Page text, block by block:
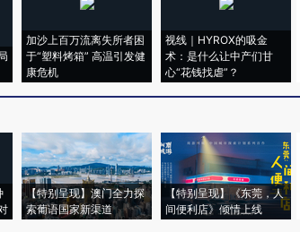
加沙上百万流离失所者困
于“塑料烤箱” 高温引发健
康危机
视线｜HYROX的吸金
术：是什么让中产们甘
心“花钱找虐”？
【特别呈现】澳门全力探
索葡语国家新渠道
【特别呈现】《东莞，人
间便利店》倾情上线